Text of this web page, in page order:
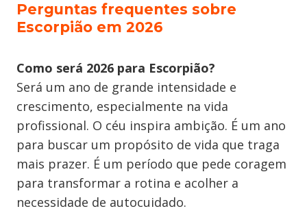
Perguntas frequentes sobre
Escorpião em 2026
Como será 2026 para Escorpião?
Será um ano de grande intensidade e
crescimento, especialmente na vida
profissional. O céu inspira ambição. É um ano
para buscar um propósito de vida que traga
mais prazer. É um período que pede coragem
para transformar a rotina e acolher a
necessidade de autocuidado.